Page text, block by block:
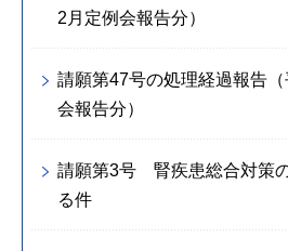
2月定例会報告分）
請願第47号の処理経過報告
会報告分）
請願第3号 腎疾患総合対策
る件